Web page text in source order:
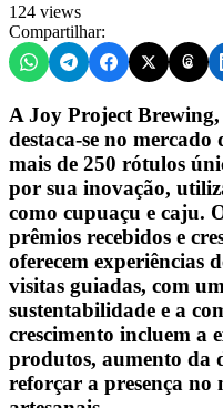
124 views
Compartilhar:
A Joy Project
destaca-se no mercado
mais de 250 rótulos
por sua inovação,
como cupuaçu e caju.
prêmios recebidos e
oferecem experiências
visitas guiadas, com
sustentabilidade e a
crescimento incluem a
produtos, aumento da
reforçar a presença no